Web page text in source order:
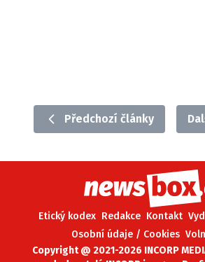
Předchozí články
Etický kodex Redakce Kontakt
Osobní údaje / Cookies
Copyright @ 2021-2026 INCORP